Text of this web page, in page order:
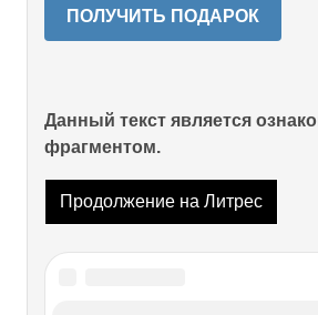
ПОЛУЧИТЬ ПОДАРОК
Данный текст является
фрагментом.
Продолжение на Литрес